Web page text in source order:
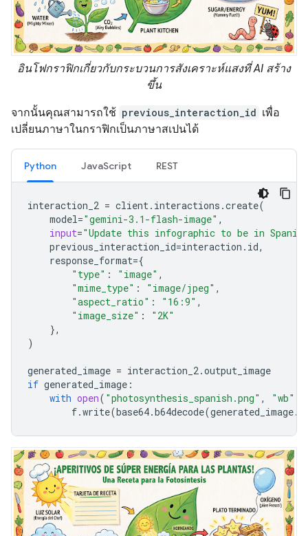
อินโฟกราฟิกเกี่ยวกับกระบวนการสังเคราะห์แสงที่ AI สร้าง
ขึ้น
จากนั้นคุณสามารถใช้ previous_interaction_id เพื่อ
เปลี่ยนภาษาในกราฟิกเป็นภาษาสเปนได้
Python JavaScript REST
interaction_2 = client. interactions .create(
model="gemini-3.1-flash-image" ,
input="Update this infographic to be in
previous_interaction_id=interaction . id,
response_format={
"type" : "image" ,
"mime_type" : "image/jpeg" ,
"aspect_ratio" : "16:9" ,
"image_size" :
"2K"
},
)
generated_image = interaction_2.output_image
if generated_image :
with open( "photosynthesis_spanish.png" , "wb"
f.write(base64.b64decode(generated_image.